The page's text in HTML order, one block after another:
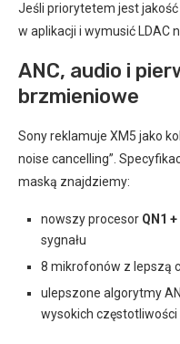
Jeśli priorytetem jest
w aplikacji i wymusić LDAC
ANC, audio i
brzmieniowe
Sony reklamuje XM5 jako
noise cancelling”.
maską znajdziemy:
nowszy procesor QN1
sygnału
8 mikrofonów z lepszą
ulepszone algorytmy
wysokich częstotliwości